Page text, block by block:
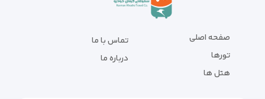
صفحه اصلی
تورها
هتل ها
تماس با ما
درباره ما